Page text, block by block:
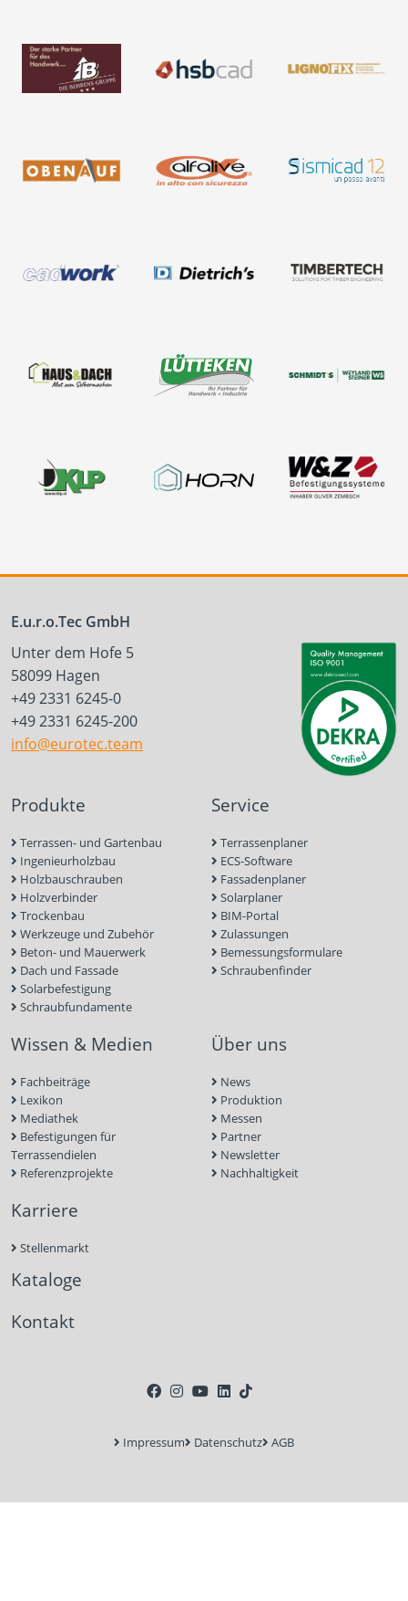
E.u.r.o.Tec GmbH
Unter dem Hofe 5
58099 Hagen
+49 2331 6245-0
+49 2331 6245-200
info@eurotec.team
Produkte
Terrassen- und Gartenbau
Ingenieurholzbau
Holzbauschrauben
Holzverbinder
Trockenbau
Werkzeuge und Zubehör
Beton- und Mauerwerk
Dach und Fassade
Solarbefestigung
Schraubfundamente
Service
Terrassenplaner
ECS-Software
Fassadenplaner
Solarplaner
BIM-Portal
Zulassungen
Bemessungsformulare
Schraubenfinder
Wissen & Medien
Fachbeiträge
Lexikon
Mediathek
Befestigungen für
Terrassendielen
Referenzprojekte
Über uns
News
Produktion
Messen
Partner
Newsletter
Nachhaltigkeit
Karriere
Stellenmarkt
Kataloge
Kontakt
Impressum Datenschutz AGB